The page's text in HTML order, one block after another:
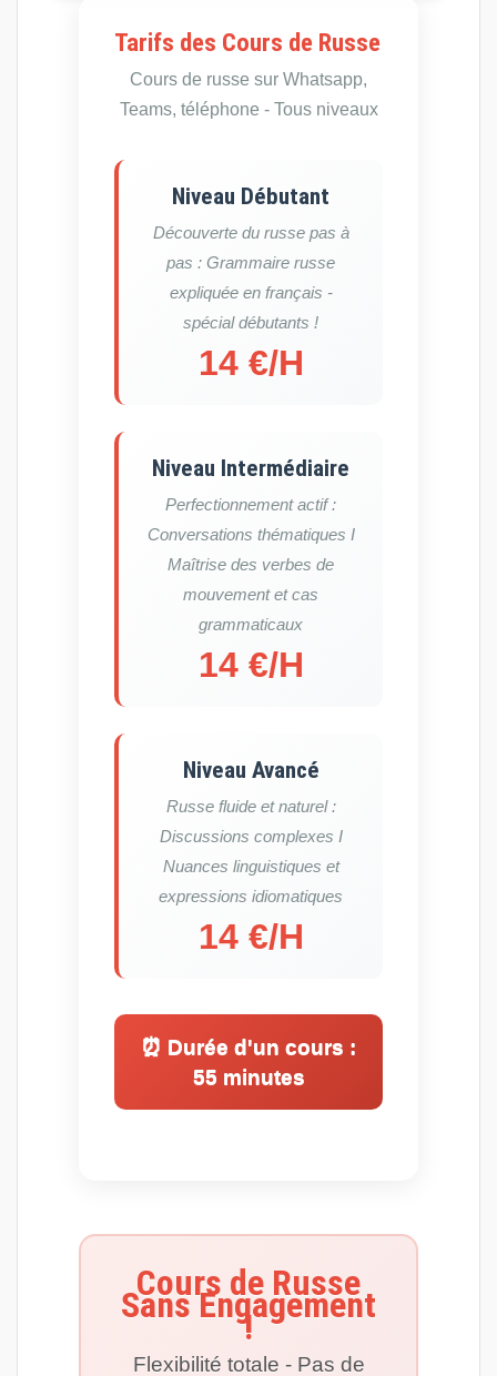
Tarifs des Cours de Russe
Cours de russe sur Whatsapp,
Teams, téléphone - Tous niveaux
Niveau Débutant
Découverte du russe pas à
pas : Grammaire russe
expliquée en français -
spécial débutants !
14 €/H
Niveau Intermédiaire
Perfectionnement actif :
Conversations thématiques I
Maîtrise des verbes de
mouvement et cas
grammaticaux
14 €/H
Niveau Avancé
Russe fluide et naturel :
Discussions complexes I
Nuances linguistiques et
expressions idiomatiques
14 €/H
⏰ Durée d'un cours :
55 minutes
Cours de Russe
Sans Engagement
!
Flexibilité totale - Pas de